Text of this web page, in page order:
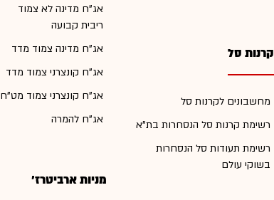
קרנות סל
מחשבונים לקרנות סל
רשימת קרנות סל הנסחרות בת"א
רשימת תעודות סל הנסחרות
בשוקי עולם
אג"ח מדינה לא צמוד
ריבית קבועה
אג"ח מדינה צמוד מדד
אג"ח קונצרני צמוד מדד
אג"ח קונצרני צמוד מט"ח
אג"ח להמרה
מניות ארביטרז'